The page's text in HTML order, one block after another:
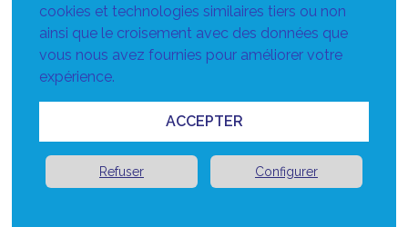
cookies et technologies similaires tiers ou non
ainsi que le croisement avec des données que
vous nous avez fournies pour améliorer votre
expérience.
ACCEPTER
Refuser Configurer